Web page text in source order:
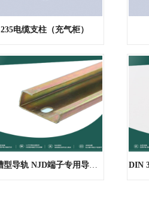
235电缆支柱（充气柜）
平槽型导轨 NJD端子专用导轨 一条